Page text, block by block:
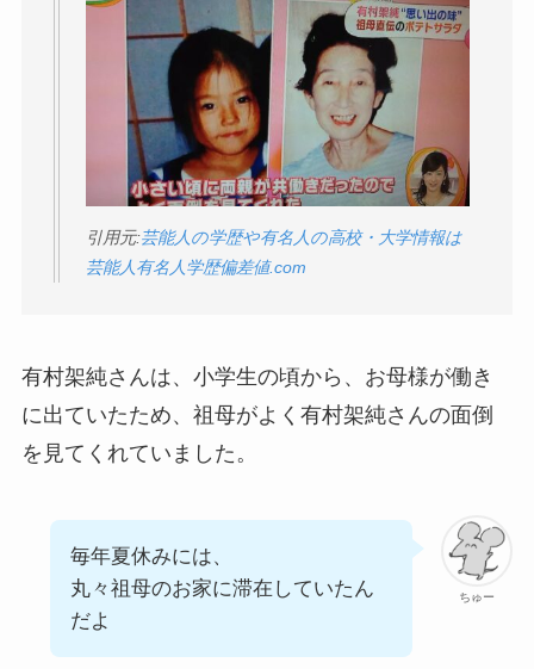
引用元:芸能人の学歴や有名人の高校・大学情報は
芸能人有名人学歴偏差値.com
有村架純さんは、小学生の頃から、お母様が働き
に出ていたため、祖母がよく有村架純さんの面倒
を見てくれていました。
ちゅー
毎年夏休みには、
丸々祖母のお家に滞在していたん
だよ